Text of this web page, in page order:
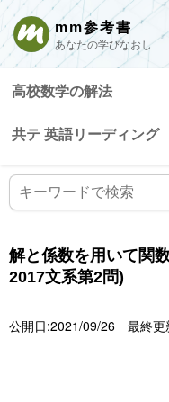
mm参考書
あなたの学びなおし
高校数学の解法
共テ 英語リーディング
解と係数を用いて関
2017文系第2問)
公開日:2021/09/26 最終